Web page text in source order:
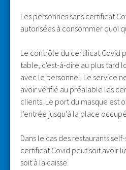
Les personnes sans certificat
autorisées à consommer quoi
Le contrôle du certificat Covid
table, c'est-à-dire au plus tard
avec le personnel. Le service
avoir vérifié au préalable les
clients. Le port du masque est
l’entrée jusqu’à la place
Dans le cas des restaurants
certificat Covid peut soit avoir
soit à la caisse.